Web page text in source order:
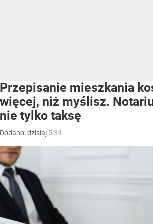
Przepisanie mieszkania
więcej, niż myślisz.
nie tylko taksę
Dodano:dzisiaj 5:34